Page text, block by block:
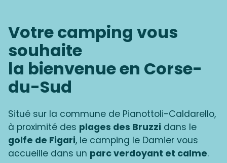
Votre camping vous
souhaite
la bienvenue en Corse-
du-Sud
Situé sur la commune de Pianottoli-Caldarello,
à proximité des plages des Bruzzi dans le
golfe de Figari, le camping le Damier vous
accueille dans un parc verdoyant et calme.